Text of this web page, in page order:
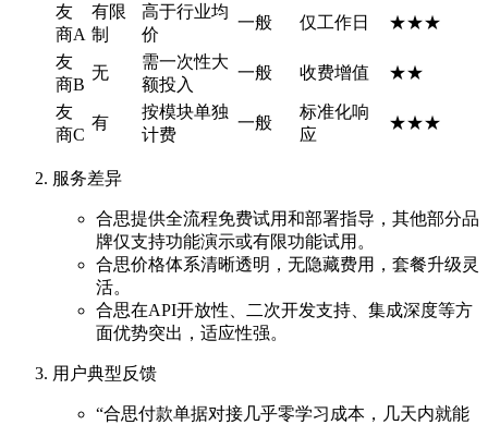
友
商A
有限
制
高于行业均
价
一般 仅工作日 ★★★
友
商B
无
需一次性大
额投入
一般 收费增值 ★★
友
商C
有
按模块单独
计费
一般
标准化响
应
★★★
服务差异
合思提供全流程免费试用和部署指导，其他部分品
牌仅支持功能演示或有限功能试用。
合思价格体系清晰透明，无隐藏费用，套餐升级灵
活。
合思在API开放性、二次开发支持、集成深度等方
面优势突出，适应性强。
用户典型反馈
“合思付款单据对接几乎零学习成本，几天内就能